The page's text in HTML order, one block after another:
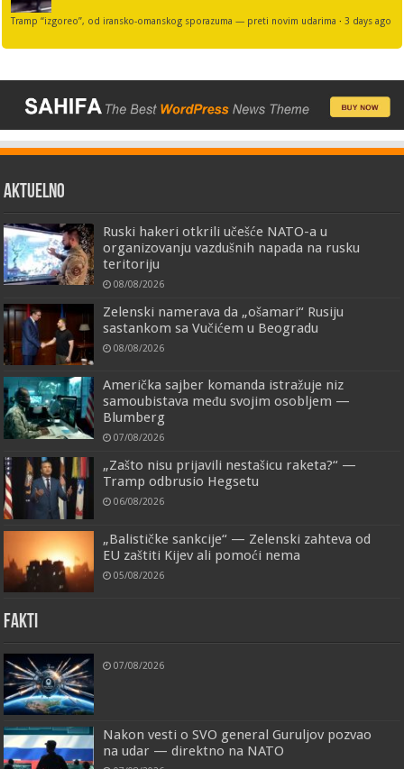
Tramp “izgoreo”, od iransko-omanskog sporazuma — preti novim udarima ·3 days ago
AKTUELNO
Ruski hakeri otkrili učešće NATO-a u
organizovanju vazdušnih napada na rusku
teritoriju
08/08/2026
Zelenski namerava da „ošamari“ Rusiju
sastankom sa Vučićem u Beogradu
08/08/2026
Američka sajber komanda istražuje niz
samoubistava među svojim osobljem —
Blumberg
07/08/2026
„Zašto nisu prijavili nestašicu raketa?“ —
Tramp odbrusio Hegsetu
06/08/2026
„Balističke sankcije“ — Zelenski zahteva od
EU zaštiti Kijev ali pomoći nema
05/08/2026
FAKTI
07/08/2026
Nakon vesti o SVO general Guruljov pozvao
na udar — direktno na NATO